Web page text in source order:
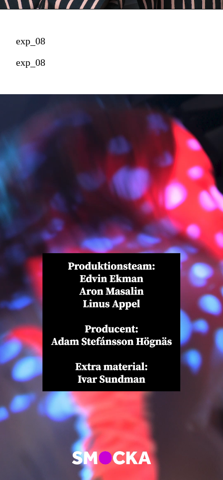
exp_08
exp_08